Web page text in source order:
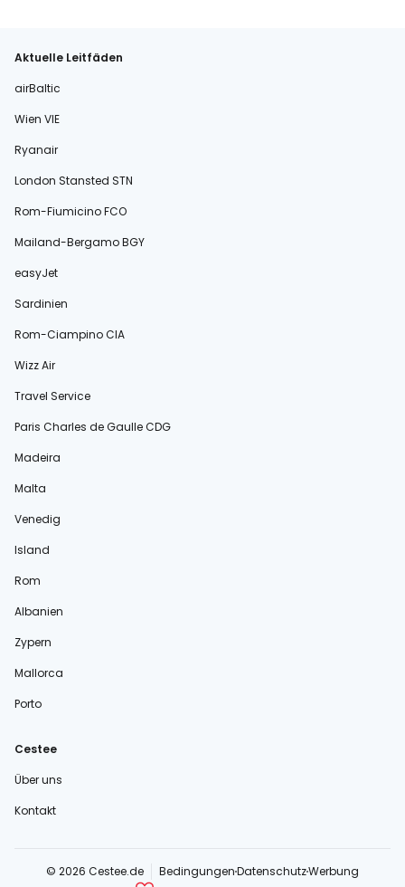
Aktuelle Leitfäden
airBaltic
Wien VIE
Ryanair
London Stansted STN
Rom-Fiumicino FCO
Mailand-Bergamo BGY
easyJet
Sardinien
Rom-Ciampino CIA
Wizz Air
Travel Service
Paris Charles de Gaulle CDG
Madeira
Malta
Venedig
Island
Rom
Albanien
Zypern
Mallorca
Porto
Cestee
Über uns
Kontakt
© 2026 Cestee.de BedingungenDatenschutzWerbung